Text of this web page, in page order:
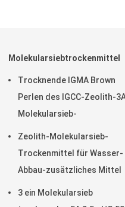
Molekularsiebtrockenmittel
Trocknende IGMA Brown
Perlen des IGCC-Zeolith-
Molekularsieb-
Zeolith-Molekularsieb-
Trockenmittel für Wasser-
Abbau-zusätzliches Mittel
3 ein Molekularsieb